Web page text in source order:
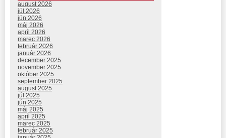
august 2026
júl 2026
jún 2026
máj 2026
apríl 2026
marec 2026
február 2026
január 2026
december 2025
november 2025
október 2025
september 2025
august 2025
júl 2025
jún 2025
máj 2025
apríl 2025
marec 2025
február 2025